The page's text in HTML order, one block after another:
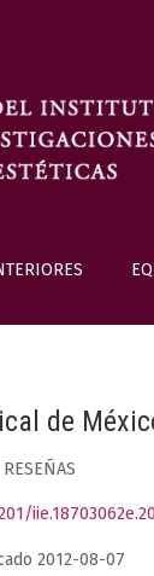
de
RESEÑAS
2012-08-07